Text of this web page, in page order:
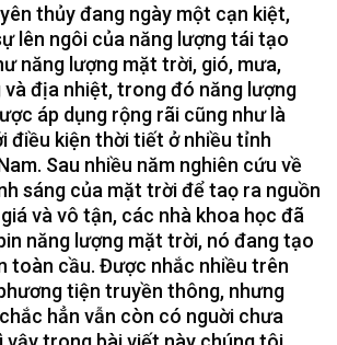
thủy đang ngày một cạn kiệt,
lên ngôi của năng lượng tái tạo
năng lượng mặt trời, gió, mưa,
địa nhiệt, trong đó năng lượng
áp dụng rộng rãi cũng như là
điều kiện thời tiết ở nhiều tỉnh
Sau nhiều năm nghiên cứu về
sáng của mặt trời để taọ ra nguồn
và vô tận, các nhà khoa học đã
năng lượng mặt trời, nó đang tạo
toàn cầu. Được nhắc nhiều trên
tiện truyền thông, nhưng
hẳn vẫn còn có nguời chưa